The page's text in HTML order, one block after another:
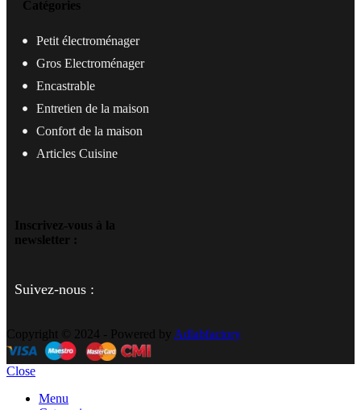
Catégories
Petit électroménager
Gros Electroménager
Encastrable
Entretien de la maison
Confort de la maison
Articles Cuisine
Inscrivez-vous à la
newsletter :
Suivez-nous :
Copyright © 2024 - Powered by Adlabfactory
Close
Menu